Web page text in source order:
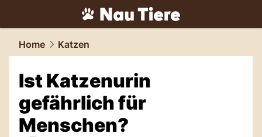
tiere.NAU.ch
Home Katzen
Ist Katzenurin
gefährlich für
Menschen?